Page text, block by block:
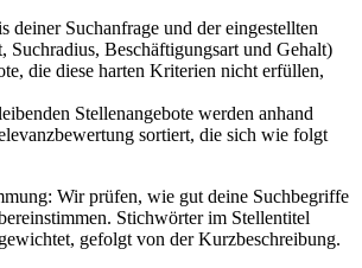
deiner Suchanfrage und der eingestellten
Beschäftigungsart und Gehalt)
die diese harten Kriterien nicht erfüllen,
Stellenangebote werden anhand
sortiert, die sich wie folgt
Wir prüfen, wie gut deine Suchbegriffe
Stichwörter im Stellentitel
gefolgt von der Kurzbeschreibung.